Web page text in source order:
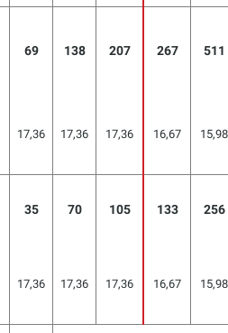
69 138 207 267 511
17,36 17,36 17,36 16,67 15,98
35 70 105 133 256
17,36 17,36 17,36 16,67 15,98